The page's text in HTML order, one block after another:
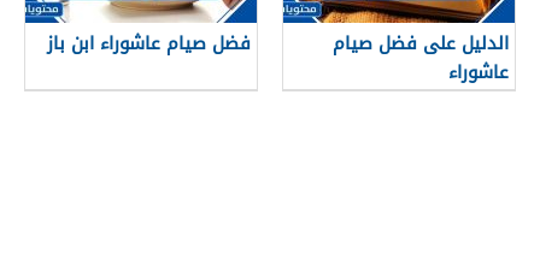
الدليل على فضل صيام
عاشوراء
فضل صيام عاشوراء ابن باز